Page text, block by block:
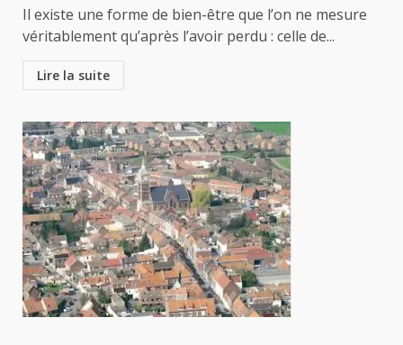
Il existe une forme de bien-être que l’on ne mesure
véritablement qu’après l’avoir perdu : celle de...
Lire la suite